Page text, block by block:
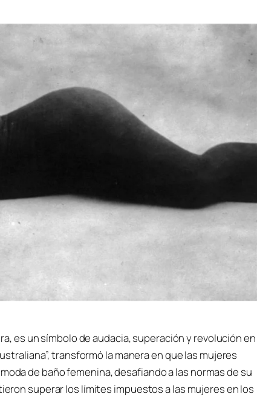
es un símbolo de audacia, superación y revolución en
transformó la manera en que las mujeres
de baño femenina, desafiando a las normas de su
superar los límites impuestos a las mujeres en los